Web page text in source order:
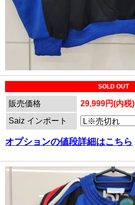
SOLD OUT
販売価格
29,999円(内税)
Saiz インポート
オプションの値段詳細はこちら